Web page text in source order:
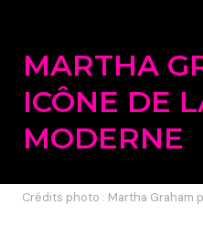
MARTHA
ICÔNE DE
MODERNE
Crédits photo : Martha Graham